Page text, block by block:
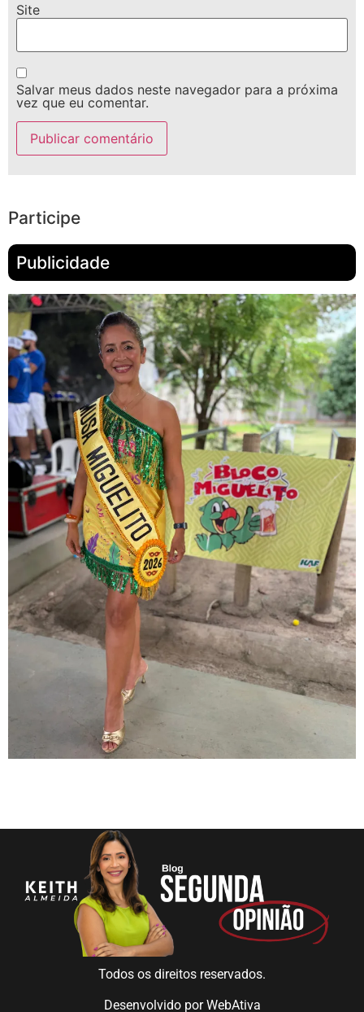
Site
Salvar meus dados neste navegador para a próxima
vez que eu comentar.
Participe
Publicidade
Todos os direitos reservados.
Desenvolvido porWebAtiva